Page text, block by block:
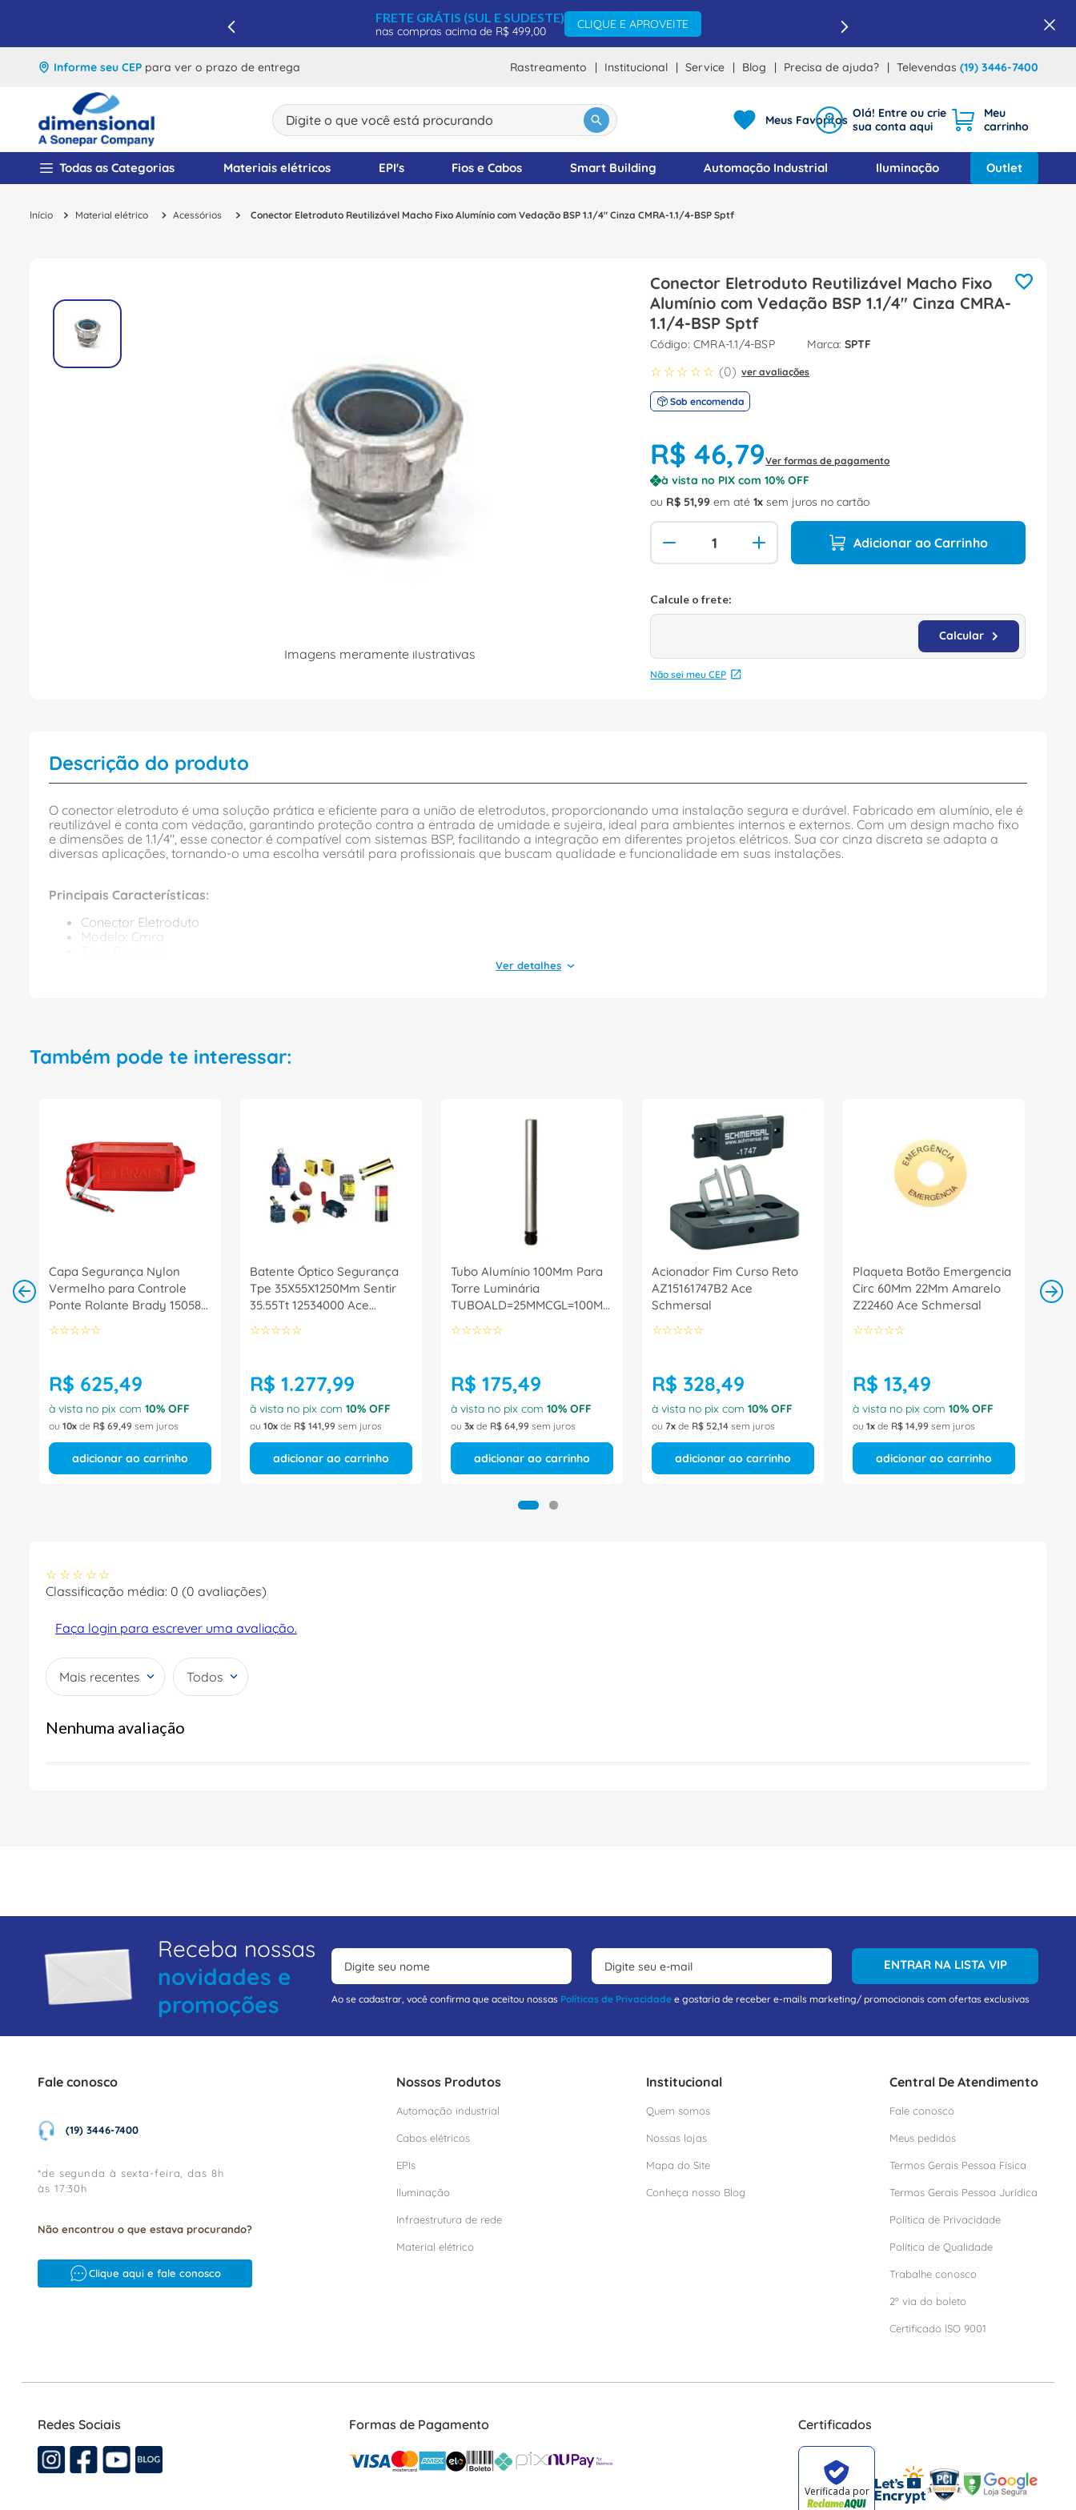
FRETE GRÁTIS (SUL E SUDESTE)
nas compras acima de R$ 499,00
CLIQUE E APROVEITE
Informe seu CEP para ver o prazo de entrega Rastreamento Institucional Service Blog Precisa de ajuda? Televendas (19) 3446-7400
Digite o que você está procurando
Meus Favoritos
Todas as Categorias Materiais elétricos EPI's Fios e Cabos Smart Building Automação Industrial Iluminação Outlet
Material elétrico Acessórios Conector Eletroduto Reutilizável Macho Fixo Alumínio com Vedação BSP 1.1/4" Cinza CMRA-1.1/4-BSP Sptf
Imagens meramente ilustrativas
Conector Eletroduto Reutilizável Macho Fixo
Alumínio com Vedação BSP 1.1/4" Cinza CMRA-
1.1/4-BSP Sptf
: CMRA-1.1/4-BSP SPTF
☆ ☆ ☆ ☆ ☆ (0) ver avaliações
Sob encomenda
R$ 46,79Ver formas de pagamento
à vista no PIX com10% OFF
ou R$ 51,99 em até1 sem juros no cartão
Adicionar ao Carrinho
Não sei meu CEP
Descrição do produto
O conector eletroduto é uma solução prática e eficiente para a união de eletrodutos, proporcionando uma instalação segura e durável. Fabricado em alumínio, ele é
reutilizável e conta com vedação, garantindo proteção contra a entrada de umidade e sujeira, ideal para ambientes internos e externos. Com um design macho fixo
e dimensões de 1.1/4", esse conector é compatível com sistemas BSP, facilitando a integração em diferentes projetos elétricos. Sua cor cinza discreta se adapta a
diversas aplicações, tornando-o uma escolha versátil para profissionais que buscam qualidade e funcionalidade em suas instalações.
Principais Características:
Conector Eletroduto
Modelo: Cmra
Diametro Nominal: 1.1/4"
Ref.: Cmra-1.1/4-Bsp
Também pode te interessar:
Capa Segurança Nylon
Vermelho para Controle
Ponte Rolante Brady 150587
Brady
☆☆☆☆☆
R$ 625,49
à vista no pix com 10% OFF
ou 10 de R$ 69,49 sem juros
adicionar ao carrinho
Batente Óptico Segurança
Tpe 35X55X1250Mm Sentir
35.55Tt 12534000 Ace
Schmersal
☆☆☆☆☆
R$ 1.277,99
à vista no pix com 10% OFF
ou 10 de R$ 141,99 sem juros
adicionar ao carrinho
Tubo Alumínio 100Mm Para
Torre Luminária
TUBOALD=25MMCGL=100MM
Ace Schmersal
☆☆☆☆☆
R$ 175,49
à vista no pix com 10% OFF
ou 3 de R$ 64,99 sem juros
adicionar ao carrinho
Acionador Fim Curso Reto
AZ15161747B2 Ace
Schmersal
☆☆☆☆☆
R$ 328,49
à vista no pix com 10% OFF
ou 7 de R$ 52,14 sem juros
adicionar ao carrinho
Plaqueta Botão Emergencia
Circ 60Mm 22Mm Amarelo
Z22460 Ace Schmersal
☆☆☆☆☆
R$ 13,49
à vista no pix com 10% OFF
ou 1 de R$ 14,99 sem juros
adicionar ao carrinho
☆ ☆ ☆ ☆ ☆
Classificação média: 0 (0 avaliações)
Faça login para escrever uma avaliação.
Mais recentes Todos
Nenhuma avaliação
Receba nossas
novidades e
promoções
ENTRAR NA LISTA VIP
Ao se cadastrar, você confirma que aceitou nossas Políticas de Privacidade e gostaria de receber e-mails marketing/ promocionais com ofertas exclusivas
Fale conosco
(19) 3446-7400
*de segunda à sexta-feira, das 8h
às 17:30h
Não encontrou o que estava procurando?
Clique aqui e fale conosco
Nossos Produtos
Automação industrial
Cabos elétricos
EPIs
Iluminação
Infraestrutura de rede
Material elétrico
Institucional
Quem somos
Nossas lojas
Mapa do Site
Conheça nosso Blog
Central De Atendimento
Fale conosco
Meus pedidos
Termos Gerais Pessoa Física
Termos Gerais Pessoa Jurídica
Política de Privacidade
Política de Qualidade
Trabalhe conosco
2º via do boleto
Certificado ISO 9001
Redes Sociais Formas de Pagamento Certificados
1º disjuntor
2 cabo flexivel
fita isolante
caixa passagem
disjuntor motor